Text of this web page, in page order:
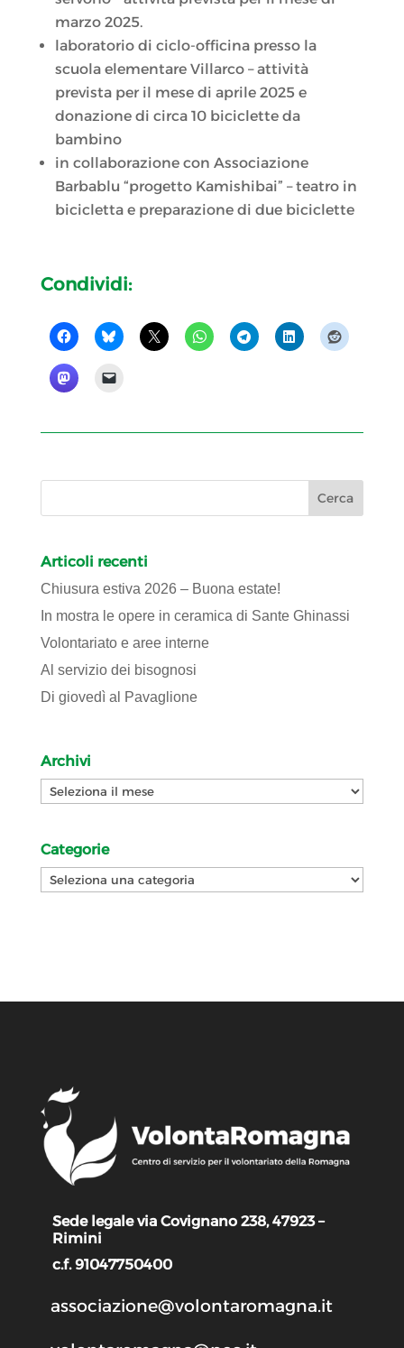
marzo 2025.
laboratorio di ciclo-officina presso la
scuola elementare Villarco – attività
prevista per il mese di aprile 2025 e
donazione di circa 10 biciclette da
bambino
in collaborazione con Associazione
Barbablu “progetto Kamishibai” – teatro in
bicicletta e preparazione di due biciclette
Condividi:
Articoli recenti
Chiusura estiva 2026 – Buona estate!
In mostra le opere in ceramica di Sante Ghinassi
Volontariato e aree interne
Al servizio dei bisognosi
Di giovedì al Pavaglione
Archivi
Archivi
Categorie
Categorie
Sede legale via Covignano 238, 47923 –
Rimini
c.f. 91047750400
associazione@volontaromagna.it